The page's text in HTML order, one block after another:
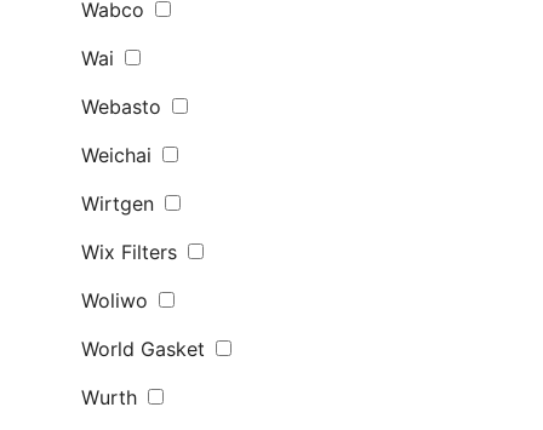
Wabco
Wai
Webasto
Weichai
Wirtgen
Wix Filters
Woliwo
World Gasket
Wurth